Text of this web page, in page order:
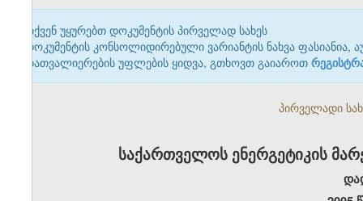
თქვენ უყურებთ დოკუმენტის პირველად სახეს
დოკუმენტის კონსოლიდირებული ვარიანტის ნახვა ფასიანია,
დათვალიერების უფლების ყიდვა, გთხოვთ გაიაროთ
პირველადი
საქართველოს ენერგეტიკის